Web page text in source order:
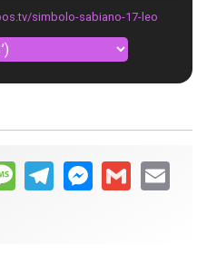
simbolo-sabiano-17-leo
MessageTelegramMessenger
Gmail Email